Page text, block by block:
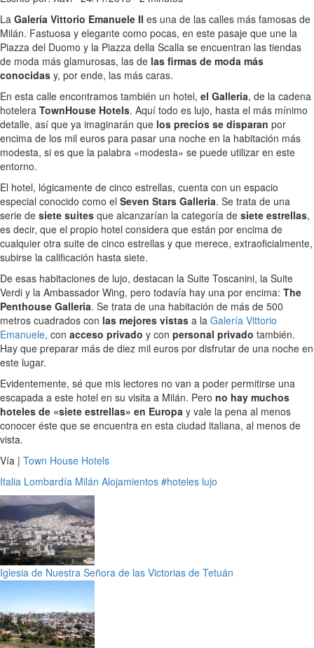
La Galería Vittorio Emanuele II es una de las calles más famosas de
Milán. Fastuosa y elegante como pocas, en este pasaje que une la
Piazza del Duomo y la Piazza della Scalla se encuentran las tiendas
de moda más glamurosas, las de las firmas de moda más
conocidas y, por ende, las más caras.
En esta calle encontramos también un hotel, el Galleria, de la cadena
hotelera TownHouse Hotels. Aquí todo es lujo, hasta el más mínimo
detalle, así que ya imaginarán que los precios se disparan por
encima de los mil euros para pasar una noche en la habitación más
modesta, si es que la palabra «modesta» se puede utilizar en este
entorno.
El hotel, lógicamente de cinco estrellas, cuenta con un espacio
especial conocido como el Seven Stars Galleria. Se trata de una
serie de siete suites que alcanzarían la categoría de siete estrellas,
es decir, que el propio hotel considera que están por encima de
cualquier otra suite de cinco estrellas y que merece, extraoficialmente,
subirse la calificación hasta siete.
De esas habitaciones de lujo, destacan la Suite Toscanini, la Suite
Verdi y la Ambassador Wing, pero todavía hay una por encima: The
Penthouse Galleria. Se trata de una habitación de más de 500
metros cuadrados con las mejores vistas a la Galería Vittorio
Emanuele, con acceso privado y con personal privado también.
Hay que preparar más de diez mil euros por disfrutar de una noche en
este lugar.
Evidentemente, sé que mis lectores no van a poder permitirse una
escapada a este hotel en su visita a Milán. Pero no hay muchos
hoteles de «siete estrellas» en Europa y vale la pena al menos
conocer éste que se encuentra en esta ciudad italiana, al menos de
vista.
Vía | Town House Hotels
Italia Lombardía Milán Alojamientos #hoteles lujo
Iglesia de Nuestra Señora de las Victorias de Tetuán